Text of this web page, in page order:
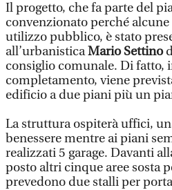
Il progetto, che fa parte del
convenzionato perché
utilizzo pubblico, è stato
all’urbanisticaMario Settino
consiglio comunale. Di fatto,
completamento, viene
edificio a due piani più un
La struttura ospiterà uffici,
benessere mentre ai piani
realizzati 5 garage. Davanti
posto altri cinque aree sosta
prevedono due stalli per